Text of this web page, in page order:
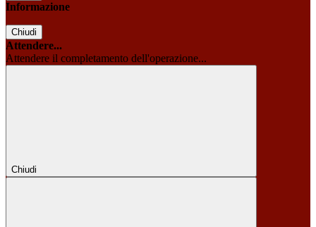
Informazione
Chiudi
Attendere...
Attendere il completamento dell'operazione...
Chiudi